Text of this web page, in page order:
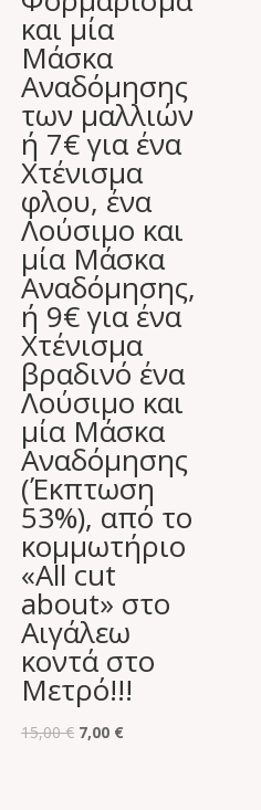
και μία
Μάσκα
Αναδόμησης
των μαλλιών
ή 7€ για ένα
Χτένισμα
φλου, ένα
Λούσιμο και
μία Μάσκα
Αναδόμησης,
ή 9€ για ένα
Χτένισμα
βραδινό ένα
Λούσιμο και
μία Μάσκα
Αναδόμησης
(Έκπτωση
53%), από το
κομμωτήριο
«All cut
about» στο
Αιγάλεω
κοντά στο
Μετρό!!!
15,00€ Original
7,00 €